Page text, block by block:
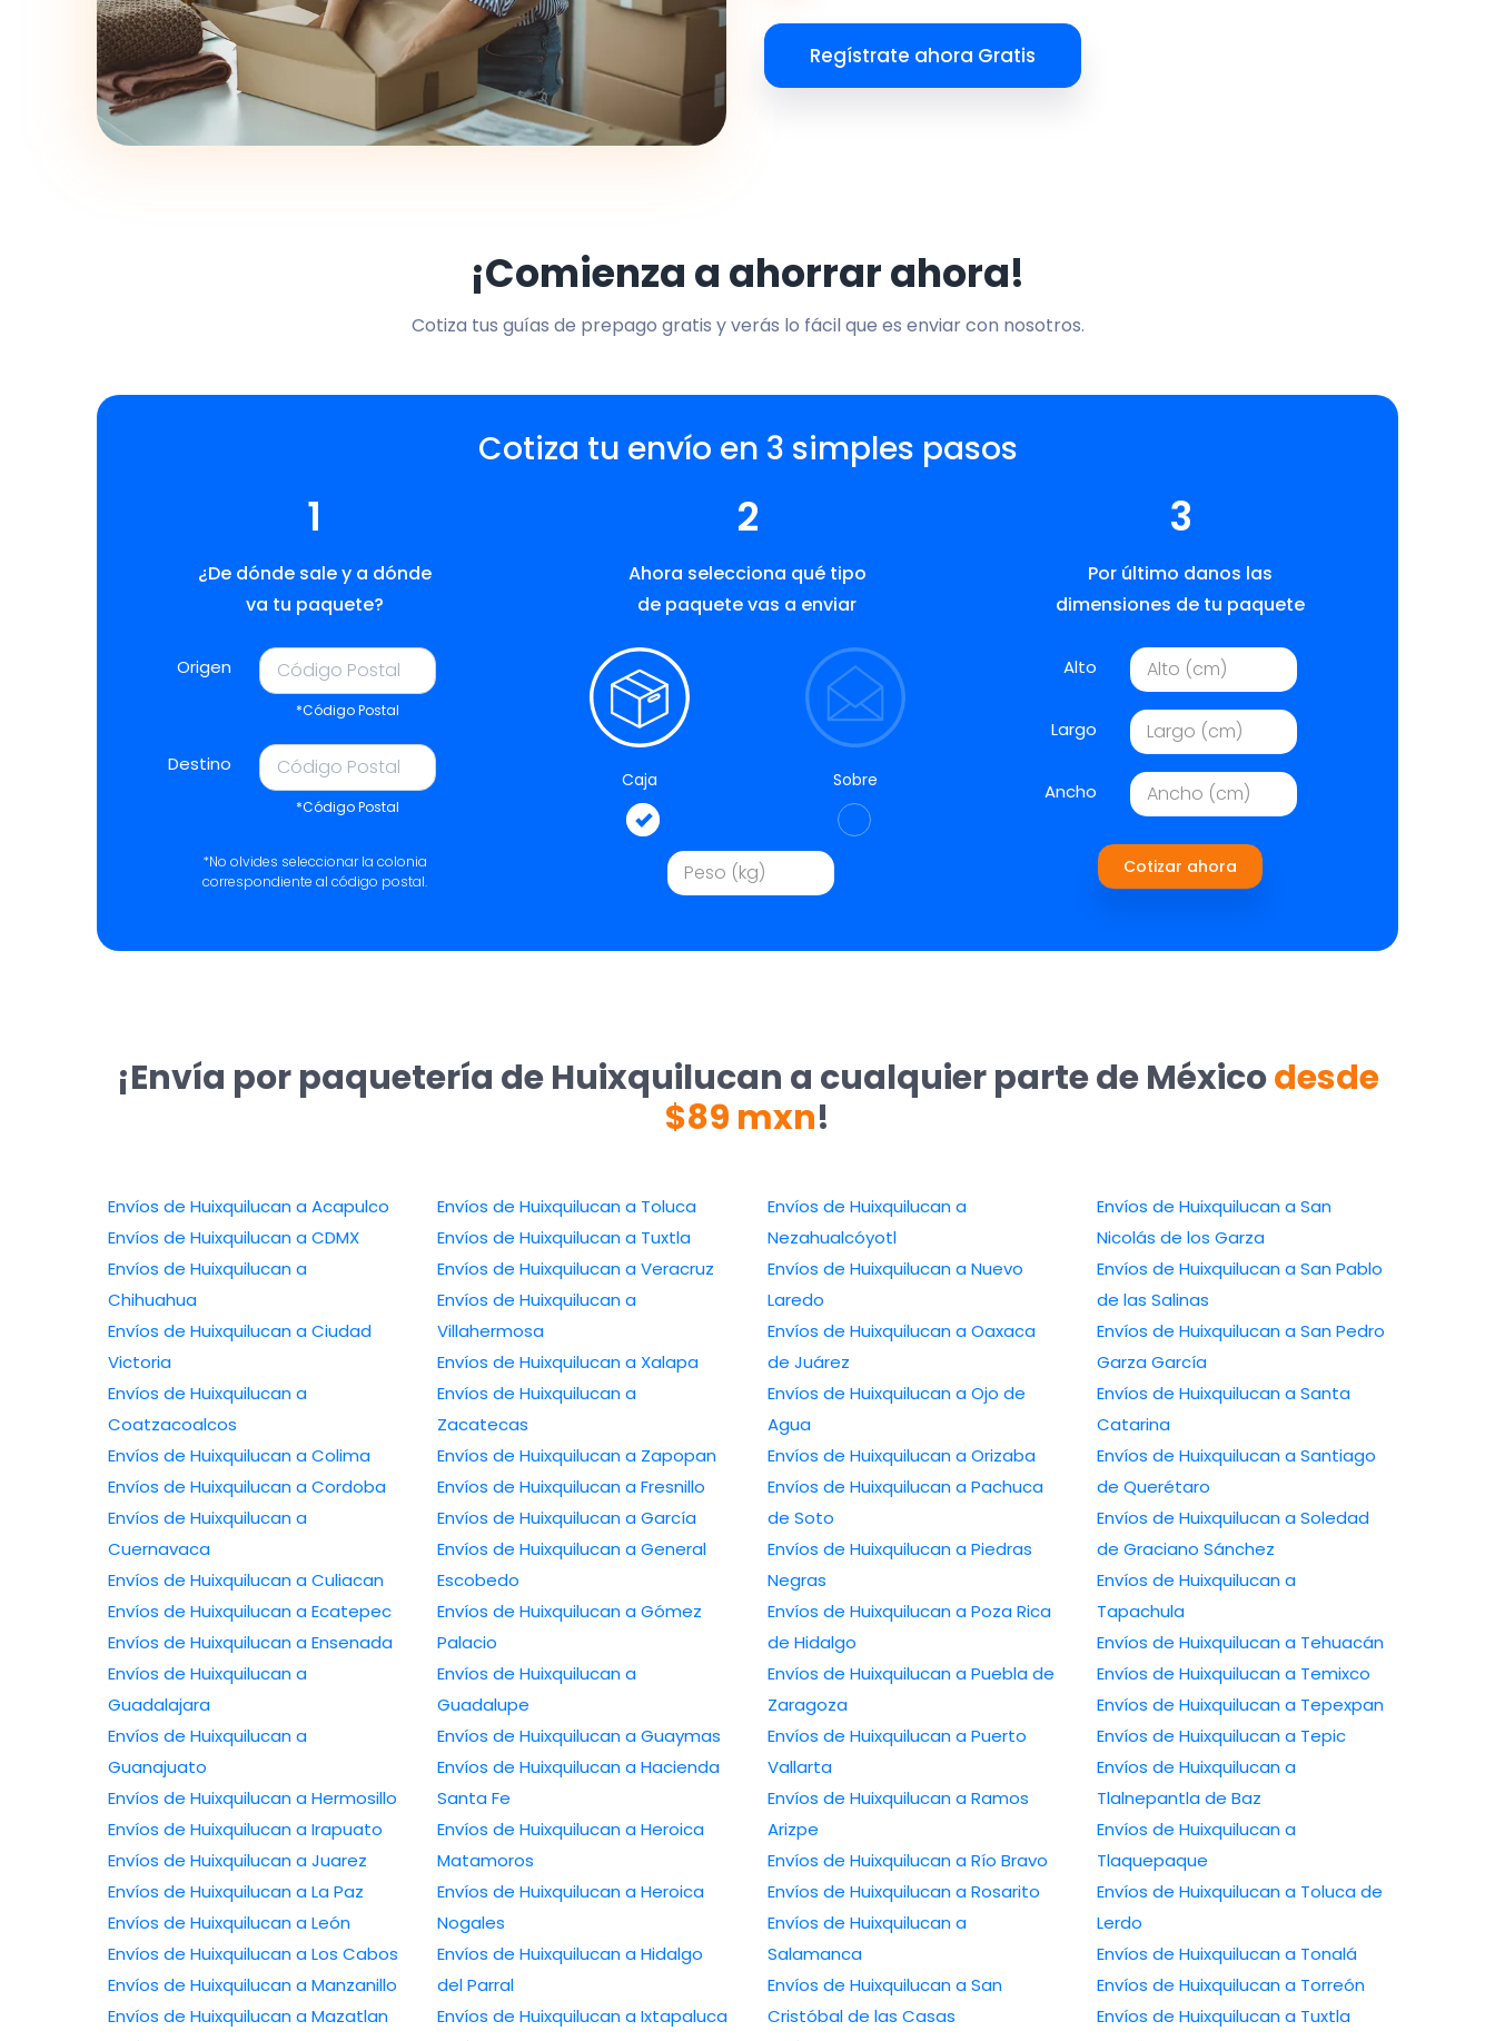
Regístrate ahora Gratis
¡Comienza a ahorrar ahora!
Cotiza tus guías de prepago gratis y verás lo fácil que es enviar con nosotros.
Cotiza tu envío en 3 simples pasos
1
¿De dónde sale y a dónde
va tu paquete?
Origen
*Código Postal
Destino
*Código Postal
*No olvides seleccionar la colonia
correspondiente al código postal.
2
Ahora selecciona qué tipo
de paquete vas a enviar
Caja Sobre
3
Por último danos las
dimensiones de tu paquete
Alto
Largo
Ancho
Cotizar ahora
¡Envía por paquetería de Huixquilucan a cualquier parte de Méxicodesde
$89 mxn!
Envíos de Huixquilucan a Acapulco
Envíos de Huixquilucan a CDMX
Envíos de Huixquilucan a
Chihuahua
Envíos de Huixquilucan a Ciudad
Victoria
Envíos de Huixquilucan a
Coatzacoalcos
Envíos de Huixquilucan a Colima
Envíos de Huixquilucan a Cordoba
Envíos de Huixquilucan a
Cuernavaca
Envíos de Huixquilucan a Culiacan
Envíos de Huixquilucan a Ecatepec
Envíos de Huixquilucan a Ensenada
Envíos de Huixquilucan a
Guadalajara
Envíos de Huixquilucan a
Guanajuato
Envíos de Huixquilucan a Hermosillo
Envíos de Huixquilucan a Irapuato
Envíos de Huixquilucan a Juarez
Envíos de Huixquilucan a La Paz
Envíos de Huixquilucan a León
Envíos de Huixquilucan a Los Cabos
Envíos de Huixquilucan a Manzanillo
Envíos de Huixquilucan a Mazatlan
Envíos de Huixquilucan a Toluca
Envíos de Huixquilucan a Tuxtla
Envíos de Huixquilucan a Veracruz
Envíos de Huixquilucan a
Villahermosa
Envíos de Huixquilucan a Xalapa
Envíos de Huixquilucan a
Zacatecas
Envíos de Huixquilucan a Zapopan
Envíos de Huixquilucan a Fresnillo
Envíos de Huixquilucan a García
Envíos de Huixquilucan a General
Escobedo
Envíos de Huixquilucan a Gómez
Palacio
Envíos de Huixquilucan a
Guadalupe
Envíos de Huixquilucan a Guaymas
Envíos de Huixquilucan a Hacienda
Santa Fe
Envíos de Huixquilucan a Heroica
Matamoros
Envíos de Huixquilucan a Heroica
Nogales
Envíos de Huixquilucan a Hidalgo
del Parral
Envíos de Huixquilucan a Ixtapaluca
Envíos de Huixquilucan a
Nezahualcóyotl
Envíos de Huixquilucan a Nuevo
Laredo
Envíos de Huixquilucan a Oaxaca
de Juárez
Envíos de Huixquilucan a Ojo de
Agua
Envíos de Huixquilucan a Orizaba
Envíos de Huixquilucan a Pachuca
de Soto
Envíos de Huixquilucan a Piedras
Negras
Envíos de Huixquilucan a Poza Rica
de Hidalgo
Envíos de Huixquilucan a Puebla de
Zaragoza
Envíos de Huixquilucan a Puerto
Vallarta
Envíos de Huixquilucan a Ramos
Arizpe
Envíos de Huixquilucan a Río Bravo
Envíos de Huixquilucan a Rosarito
Envíos de Huixquilucan a
Salamanca
Envíos de Huixquilucan a San
Cristóbal de las Casas
Envíos de Huixquilucan a San
Nicolás de los Garza
Envíos de Huixquilucan a San Pablo
de las Salinas
Envíos de Huixquilucan a San Pedro
Garza García
Envíos de Huixquilucan a Santa
Catarina
Envíos de Huixquilucan a Santiago
de Querétaro
Envíos de Huixquilucan a Soledad
de Graciano Sánchez
Envíos de Huixquilucan a
Tapachula
Envíos de Huixquilucan a Tehuacán
Envíos de Huixquilucan a Temixco
Envíos de Huixquilucan a Tepexpan
Envíos de Huixquilucan a Tepic
Envíos de Huixquilucan a
Tlalnepantla de Baz
Envíos de Huixquilucan a
Tlaquepaque
Envíos de Huixquilucan a Toluca de
Lerdo
Envíos de Huixquilucan a Tonalá
Envíos de Huixquilucan a Torreón
Envíos de Huixquilucan a Tuxtla